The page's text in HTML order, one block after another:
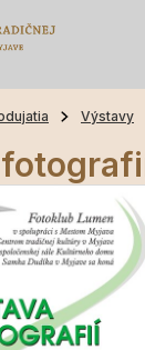
Výstavy